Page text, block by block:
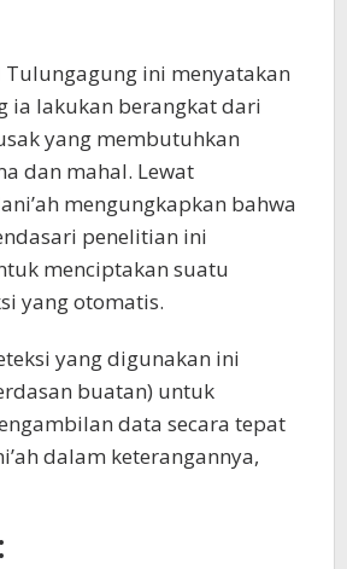
Tulungagung ini menyatakan
ia lakukan berangkat dari
yang membutuhkan
dan mahal. Lewat
mengungkapkan bahwa
penelitian ini
menciptakan suatu
yang otomatis.
yang digunakan ini
buatan) untuk
data secara tepat
dalam keterangannya,